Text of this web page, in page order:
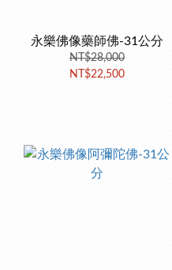
永樂佛像藥師佛-31公分
NT$28,000
NT$22,500